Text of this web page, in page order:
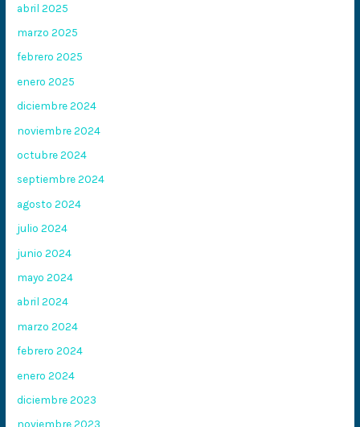
abril 2025
marzo 2025
febrero 2025
enero 2025
diciembre 2024
noviembre 2024
octubre 2024
septiembre 2024
agosto 2024
julio 2024
junio 2024
mayo 2024
abril 2024
marzo 2024
febrero 2024
enero 2024
diciembre 2023
noviembre 2023